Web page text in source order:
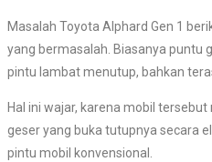
Masalah Toyota Alphard Gen 1
yang bermasalah. Biasanya puntu
pintu lambat menutup, bahkan
Hal ini wajar, karena mobil
geser yang buka tutupnya secara
pintu mobil konvensional.